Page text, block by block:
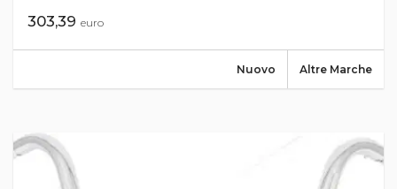
303,39 euro
Altre Marche
Nuovo